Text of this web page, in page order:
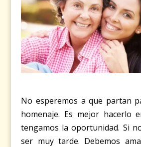
No esperemos a que partan
homenaje. Es mejor hacerlo
tengamos la oportunidad. Si
ser muy tarde. Debemos